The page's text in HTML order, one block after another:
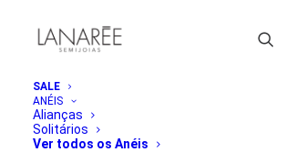
SALE
ANÉIS
Alianças
Solitários
Ver todos os Anéis